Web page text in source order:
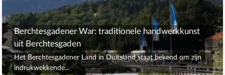
Berchtesgadener War: traditionele handwerkkunst
uit Berchtesgaden
Het Berchtesgadener Land in Duitsland staat bekend om zijn
indrukwekkende...